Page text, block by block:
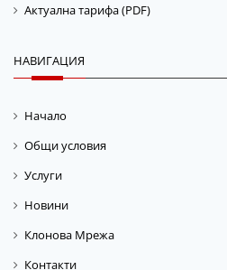
Актуална тарифа (PDF)
НАВИГАЦИЯ
Начало
Общи условия
Услуги
Новини
Клонова Мрежа
Контакти